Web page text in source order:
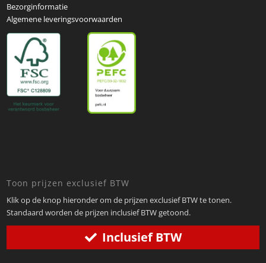
Bezorginformatie
Algemene leveringsvoorwaarden
Toon prijzen exclusief BTW
Klik op de knop hieronder om de prijzen exclusief BTW te tonen.
Standaard worden de prijzen inclusief BTW getoond.
Inclusief BTW